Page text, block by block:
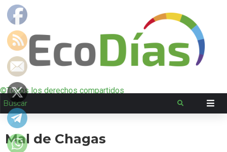
©Todos los derechos compartidos
Mal de Chagas